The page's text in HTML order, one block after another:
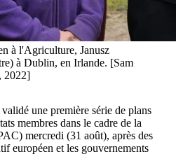
à l'Agriculture, Janusz
à Dublin, en Irlande. [Sam
2022]
une première série de plans
membres dans le cadre de la
mercredi (31 août), après des
européen et les gouvernements